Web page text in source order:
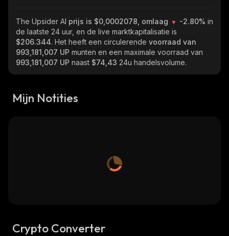
The Upsider AI prijs is $0,0002078, omlaag -2.80% in
de laatste 24 uur, en de live marktkapitalisatie is
$206.344. Het heeft een circulerende voorraad van
993,181,007 UP munten en een maximale voorraad van
993,181,007 UP naast $74,43 24u handelsvolume.
Mijn Notities
Crypto Converter